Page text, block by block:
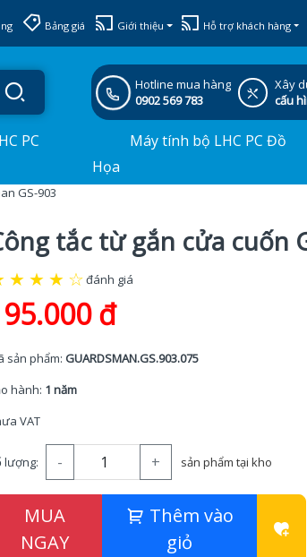
Bảng giá Giới thiệu Hỗ trợ khách hàng
Hotline mua hàng
0902 569 783
Xây
cấu
PC
Máy tính bộ LHC PC Đồ
Họa
GS-903
tắc từ gắn cửa cuốn
★ ★ ★ ☆đánh giá
đ
sản phẩm: GUARDSMAN.GS.903.075
hành: 1 năm
VAT
lượng: - + sản phẩm tại kho
MUA
NGAY
Thêm vào
giỏ